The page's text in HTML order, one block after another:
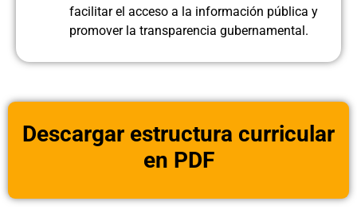
facilitar el acceso a la información pública y
promover la transparencia gubernamental.
Descargar estructura curricular
en PDF